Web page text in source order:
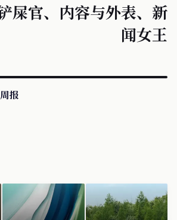
屎官、内容与外表、新
闻女王
报